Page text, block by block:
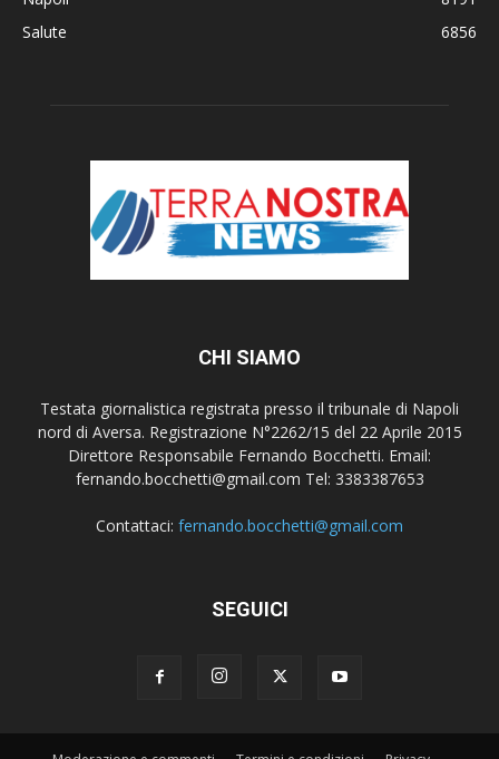
Salute
6856
CHI SIAMO
Testata giornalistica registrata presso il tribunale di Napoli
nord di Aversa. Registrazione N°2262/15 del 22 Aprile 2015
Direttore Responsabile Fernando Bocchetti. Email:
fernando.bocchetti@gmail.com Tel: 3383387653
Contattaci: fernando.bocchetti@gmail.com
SEGUICI